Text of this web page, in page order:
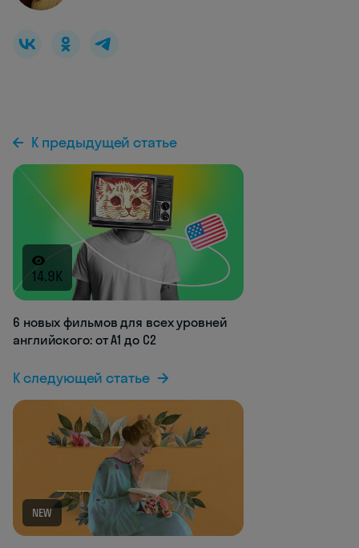
К предыдущей статье
14.9K
6 новых фильмов для всех уровней
английского: от А1 до С2
К следующей статье
NEW